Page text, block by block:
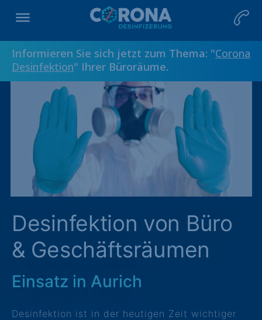
Informieren Sie sich jetzt zum Thema: "Corona
Desinfektion" Ihrer Büroräume.
Desinfektion von Büro
& Geschäftsräumen
Einsatz in Aurich
Desinfektion ist in der heutigen Zeit wichtiger